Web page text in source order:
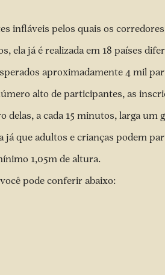
infláveis pelos quais os
ela já é realizada em 18 países
aproximadamente 4 mil
alto de participantes, as
delas, a cada 15 minutos, larga um
já que adultos e crianças podem
1,05m de altura.
pode conferir abaixo: